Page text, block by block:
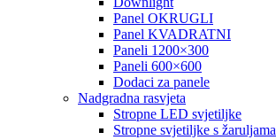
Panel OKRUGLI
Panel KVADRATNI
Paneli 1200×300
Paneli 600×600
Dodaci za panele
Nadgradna rasvjeta
Stropne LED svjetiljke
Stropne svjetiljke s žaruljama